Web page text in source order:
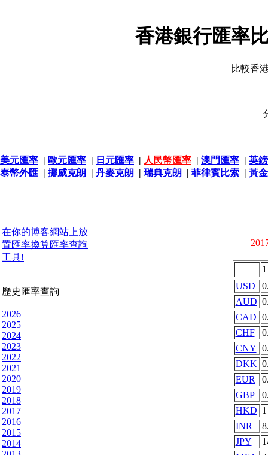
香港銀行匯率
比較香
美元匯率 | 歐元匯率 | 日元匯率 | 人民幣匯率 | 澳門匯率 | 英
泰幣外匯 | 挪威克朗 | 丹麥克朗 | 瑞典克朗 | 菲律賓比索 | 黃
在你的博客網站上放
置匯率換算匯率查詢
工具!
歷史匯率查詢
2026
2025
2024
2023
2022
2021
2020
2019
2018
2017
2016
2015
2014
USD
AUD
CAD
CHF
CNY
DKK
EUR
GBP
HKD 1
INR
JPY